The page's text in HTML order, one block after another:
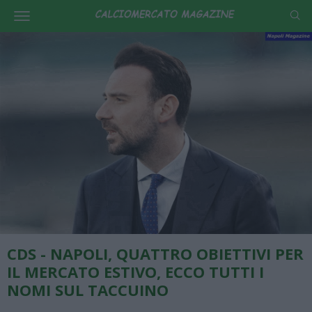
CDS - NAPOLI, QUATTRO OBIETTIVI PER
IL MERCATO ESTIVO, ECCO TUTTI I
NOMI SUL TACCUINO